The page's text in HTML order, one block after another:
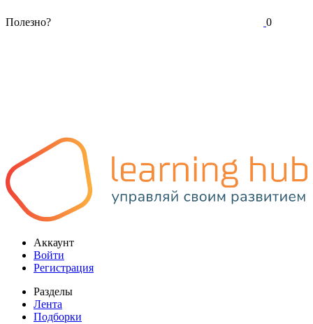
Полезно? 0
Аккаунт
Войти
Регистрация
Разделы
Лента
Подборки